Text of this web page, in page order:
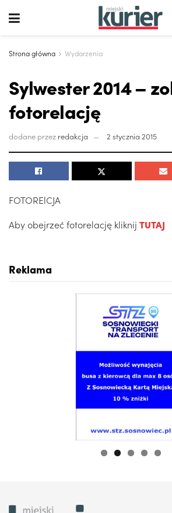
Strona główna Wydarzenia
Sylwester 2014 –
fotorelację
dodane przez redakcja 2 stycznia 2015
FOTORElCJA
Aby obejrzeć fotorelację kliknij TUTAJ
Reklama